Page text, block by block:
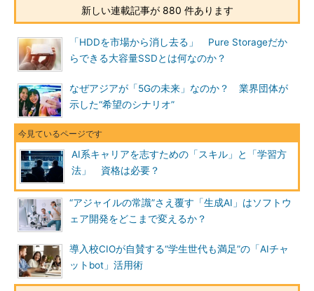
新しい連載記事が 880 件あります
「HDDを市場から消し去る」 Pure Storageだか
らできる大容量SSDとは何なのか？
なぜアジアが「5Gの未来」なのか？ 業界団体が
示した“希望のシナリオ”
AI系キャリアを志すための「スキル」と「学習方
法」 資格は必要？
“アジャイルの常識”さえ覆す「生成AI」はソフトウ
ェア開発をどこまで変えるか？
導入校CIOが自賛する“学生世代も満足”の「AIチャ
ットbot」活用術